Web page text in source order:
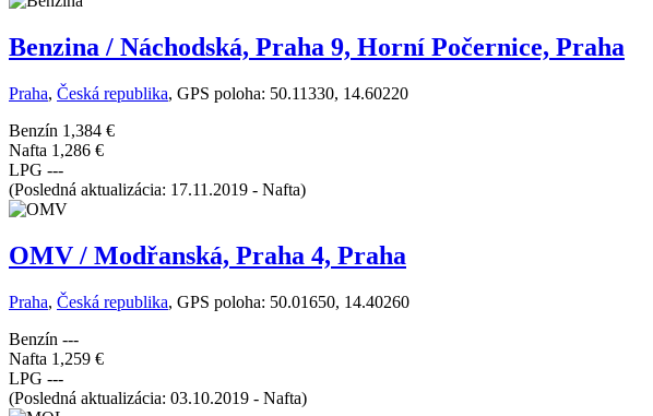
Benzina / Náchodská, Praha 9, Horní Počernice, Praha
Praha, Česká republika, GPS poloha: 50.11330, 14.60220
Benzín 1,384 €
Nafta 1,286 €
LPG ---
(Posledná aktualizácia: 17.11.2019 - Nafta)
OMV / Modřanská, Praha 4, Praha
Praha, Česká republika, GPS poloha: 50.01650, 14.40260
Benzín ---
Nafta 1,259 €
LPG ---
(Posledná aktualizácia: 03.10.2019 - Nafta)